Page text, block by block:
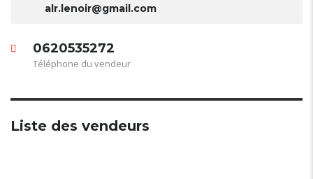
alr.lenoir@gmail.com
0620535272
Téléphone du vendeur
Liste des vendeurs